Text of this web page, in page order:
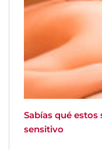
Sabías qué
sensitivo